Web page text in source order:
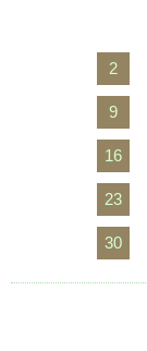
2
9
16
23
30